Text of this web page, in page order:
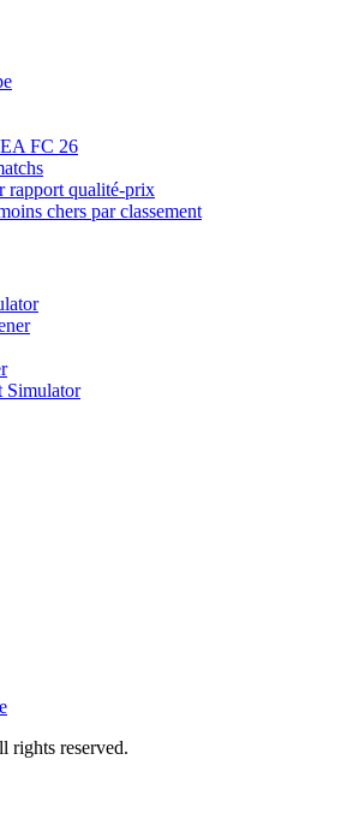
FC 26
rapport qualité-prix
chers par classement
Simulator
reserved.